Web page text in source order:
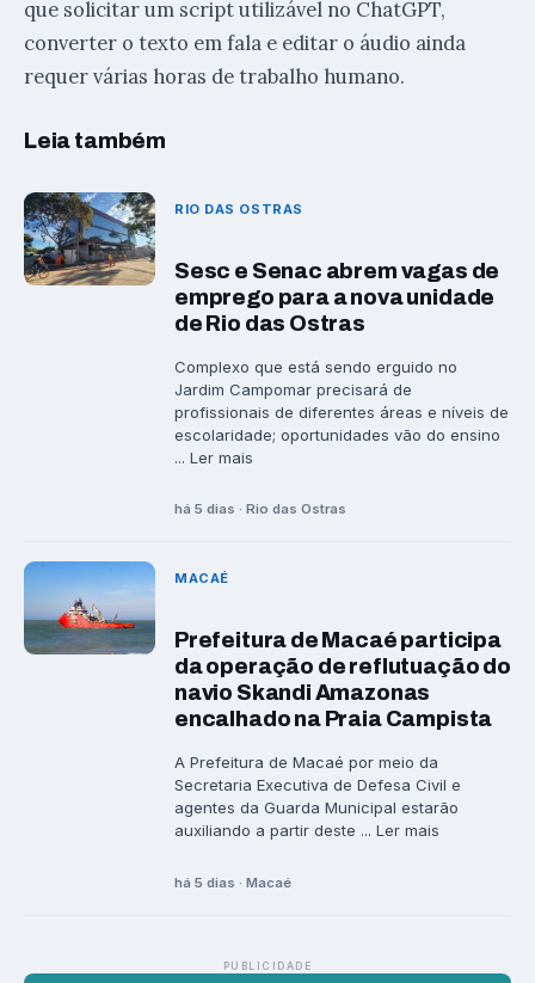
que solicitar um script utilizável no ChatGPT,
converter o texto em fala e editar o áudio ainda
requer várias horas de trabalho humano.
Leia também
RIO DAS OSTRAS
Sesc e Senac abrem vagas de
emprego para a nova unidade
de Rio das Ostras
Complexo que está sendo erguido no
Jardim Campomar precisará de
profissionais de diferentes áreas e níveis de
escolaridade; oportunidades vão do ensino
... Ler mais
há 5 dias · Rio das Ostras
MACAÉ
Prefeitura de Macaé participa
da operação de reflutuação do
navio Skandi Amazonas
encalhado na Praia Campista
A Prefeitura de Macaé por meio da
Secretaria Executiva de Defesa Civil e
agentes da Guarda Municipal estarão
auxiliando a partir deste ... Ler mais
há 5 dias · Macaé
PUBLICIDADE